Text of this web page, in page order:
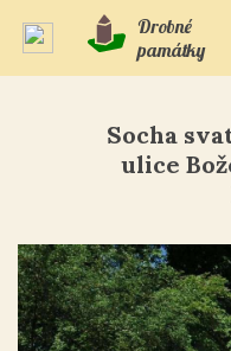
Drobné
památky
Socha
ulice